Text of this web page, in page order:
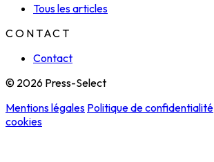
Tous les articles
CONTACT
Contact
© 2026 Press-Select
Mentions légales Politique de confidentialité
cookies